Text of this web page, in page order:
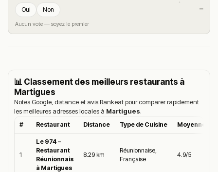
Oui Non
Aucun vote — soyez le premier
—
📊 Classement des meilleurs restaurants à
Martigues
Notes Google, distance et avis Rankeat pour comparer rapidement
les meilleures adresses locales à Martigues.
# Restaurant Distance Type de Cuisine Moyenne
1
Le 974 –
Restaurant
Réunionnais
à Martigues
8.29 km
Réunionnaise,
Française
4.9/5